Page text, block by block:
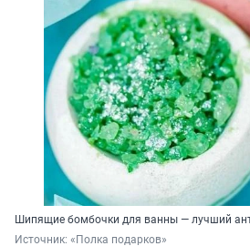
Шипящие бомбочки для ванны — лучший
Источник: «Полка подарков»